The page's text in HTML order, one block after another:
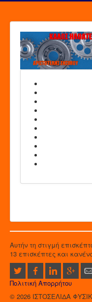
Αυτήν τη στιγμή
13 επισκέπτες και
Πολιτική Απορρήτου
© 2026 ΙΣΤΟΣΕΛΙΔΑ